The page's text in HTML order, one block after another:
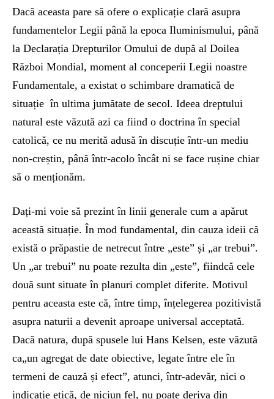
Dacă aceasta pare să ofere o explicație clară asupra
fundamentelor Legii până la epoca Iluminismului, până
la Declarația Drepturilor Omului de după al Doilea
Război Mondial, moment al conceperii Legii noastre
Fundamentale, a existat o schimbare dramatică de
situație în ultima jumătate de secol. Ideea dreptului
natural este văzută azi ca fiind o doctrina în special
catolică, ce nu merită adusă în discuție într-un mediu
non-creștin, până într-acolo încât ni se face rușine chiar
să o menționăm.
Dați-mi voie să prezint în linii generale cum a apărut
această situație. În mod fundamental, din cauza ideii că
există o prăpastie de netrecut între „este” și „ar trebui”.
Un „ar trebui” nu poate rezulta din „este”, fiindcă cele
două sunt situate în planuri complet diferite. Motivul
pentru aceasta este că, între timp, înțelegerea pozitivistă
asupra naturii a devenit aproape universal acceptată.
Dacă natura, după spusele lui Hans Kelsen, este văzută
ca„un agregat de date obiective, legate între ele în
termeni de cauză și efect”, atunci, într-adevăr, nici o
indicație etică, de niciun fel, nu poate deriva din